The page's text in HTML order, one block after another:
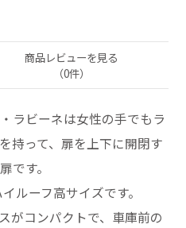
商品レビューを見る
（0件）
ラビーネは女性の手でもラ
持って、扉を上下に開閉す
です。
ルーフ高サイズです。
がコンパクトで、車庫前の